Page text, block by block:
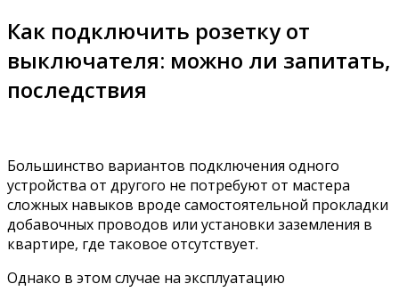
Как подключить розетку от
выключателя: можно ли запитать,
последствия
Большинство вариантов подключения одного
устройства от другого не потребуют от мастера
сложных навыков вроде самостоятельной прокладки
добавочных проводов или установки заземления в
квартире, где таковое отсутствует.
Однако в этом случае на эксплуатацию